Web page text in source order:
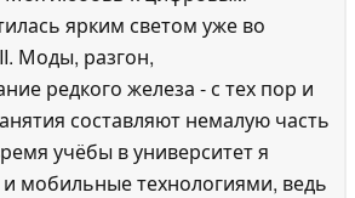
ярким светом уже во
Моды, разгон,
редкого железа - с тех пор и
составляют немалую часть
учёбы в университет я
и мобильные технологиями, ведь